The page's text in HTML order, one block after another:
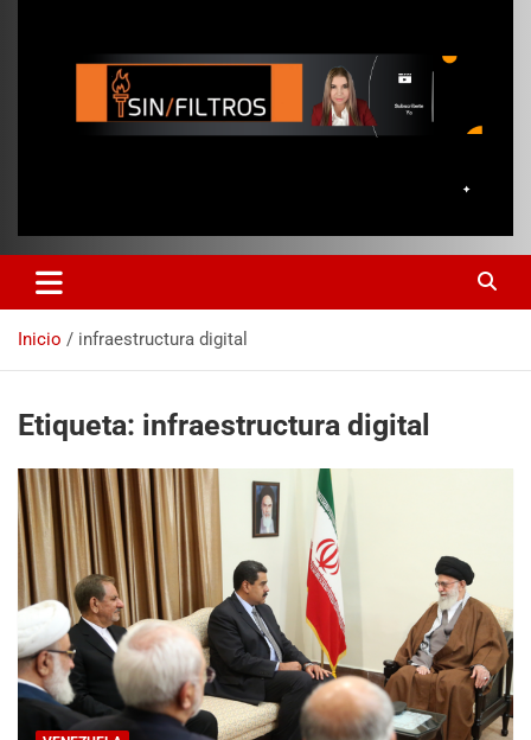
Inicio infraestructura digital
Etiqueta: infraestructura digital